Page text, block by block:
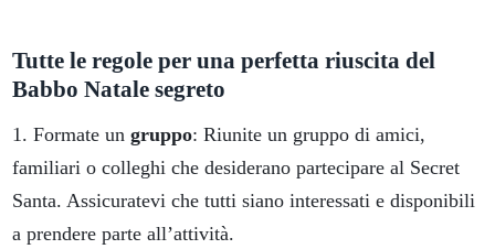
Tutte le regole per una perfetta riuscita del
Babbo Natale segreto
1. Formate un gruppo: Riunite un gruppo di amici,
familiari o colleghi che desiderano partecipare al Secret
Santa. Assicuratevi che tutti siano interessati e disponibili
a prendere parte all’attività.